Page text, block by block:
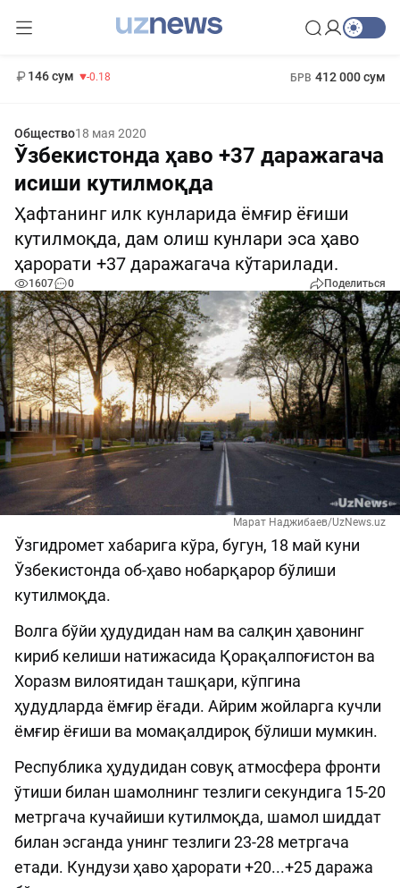
146 сум -0.18 БРВ 412 000 сум
Общество18 мая 2020
Ўзбекистонда ҳаво +37 даражагача
исиши кутилмоқда
Ҳафтанинг илк кунларида ёмғир ёғиши
кутилмоқда, дам олиш кунлари эса ҳаво
ҳарорати +37 даражагача кўтарилади.
1607 0 Поделиться
Марат Наджибаев/UzNews.uz
Ўзгидромет хабарига кўра, бугун, 18 май куни
Ўзбекистонда об-ҳаво нобарқарор бўлиши
кутилмоқда.
Волга бўйи ҳудудидан нам ва салқин ҳавонинг
кириб келиши натижасида Қорақалпоғистон ва
Хоразм вилоятидан ташқари, кўпгина
ҳудудларда ёмғир ёғади. Айрим жойларга кучли
ёмғир ёғиши ва момақалдироқ бўлиши мумкин.
Республика ҳудудидан совуқ атмосфера фронти
ўтиши билан шамолнинг тезлиги секундига 15-20
метргача кучайиши кутилмоқда, шамол шиддат
билан эсганда унинг тезлиги 23-28 метргача
етади. Кундузи ҳаво ҳарорати +20...+25 даража